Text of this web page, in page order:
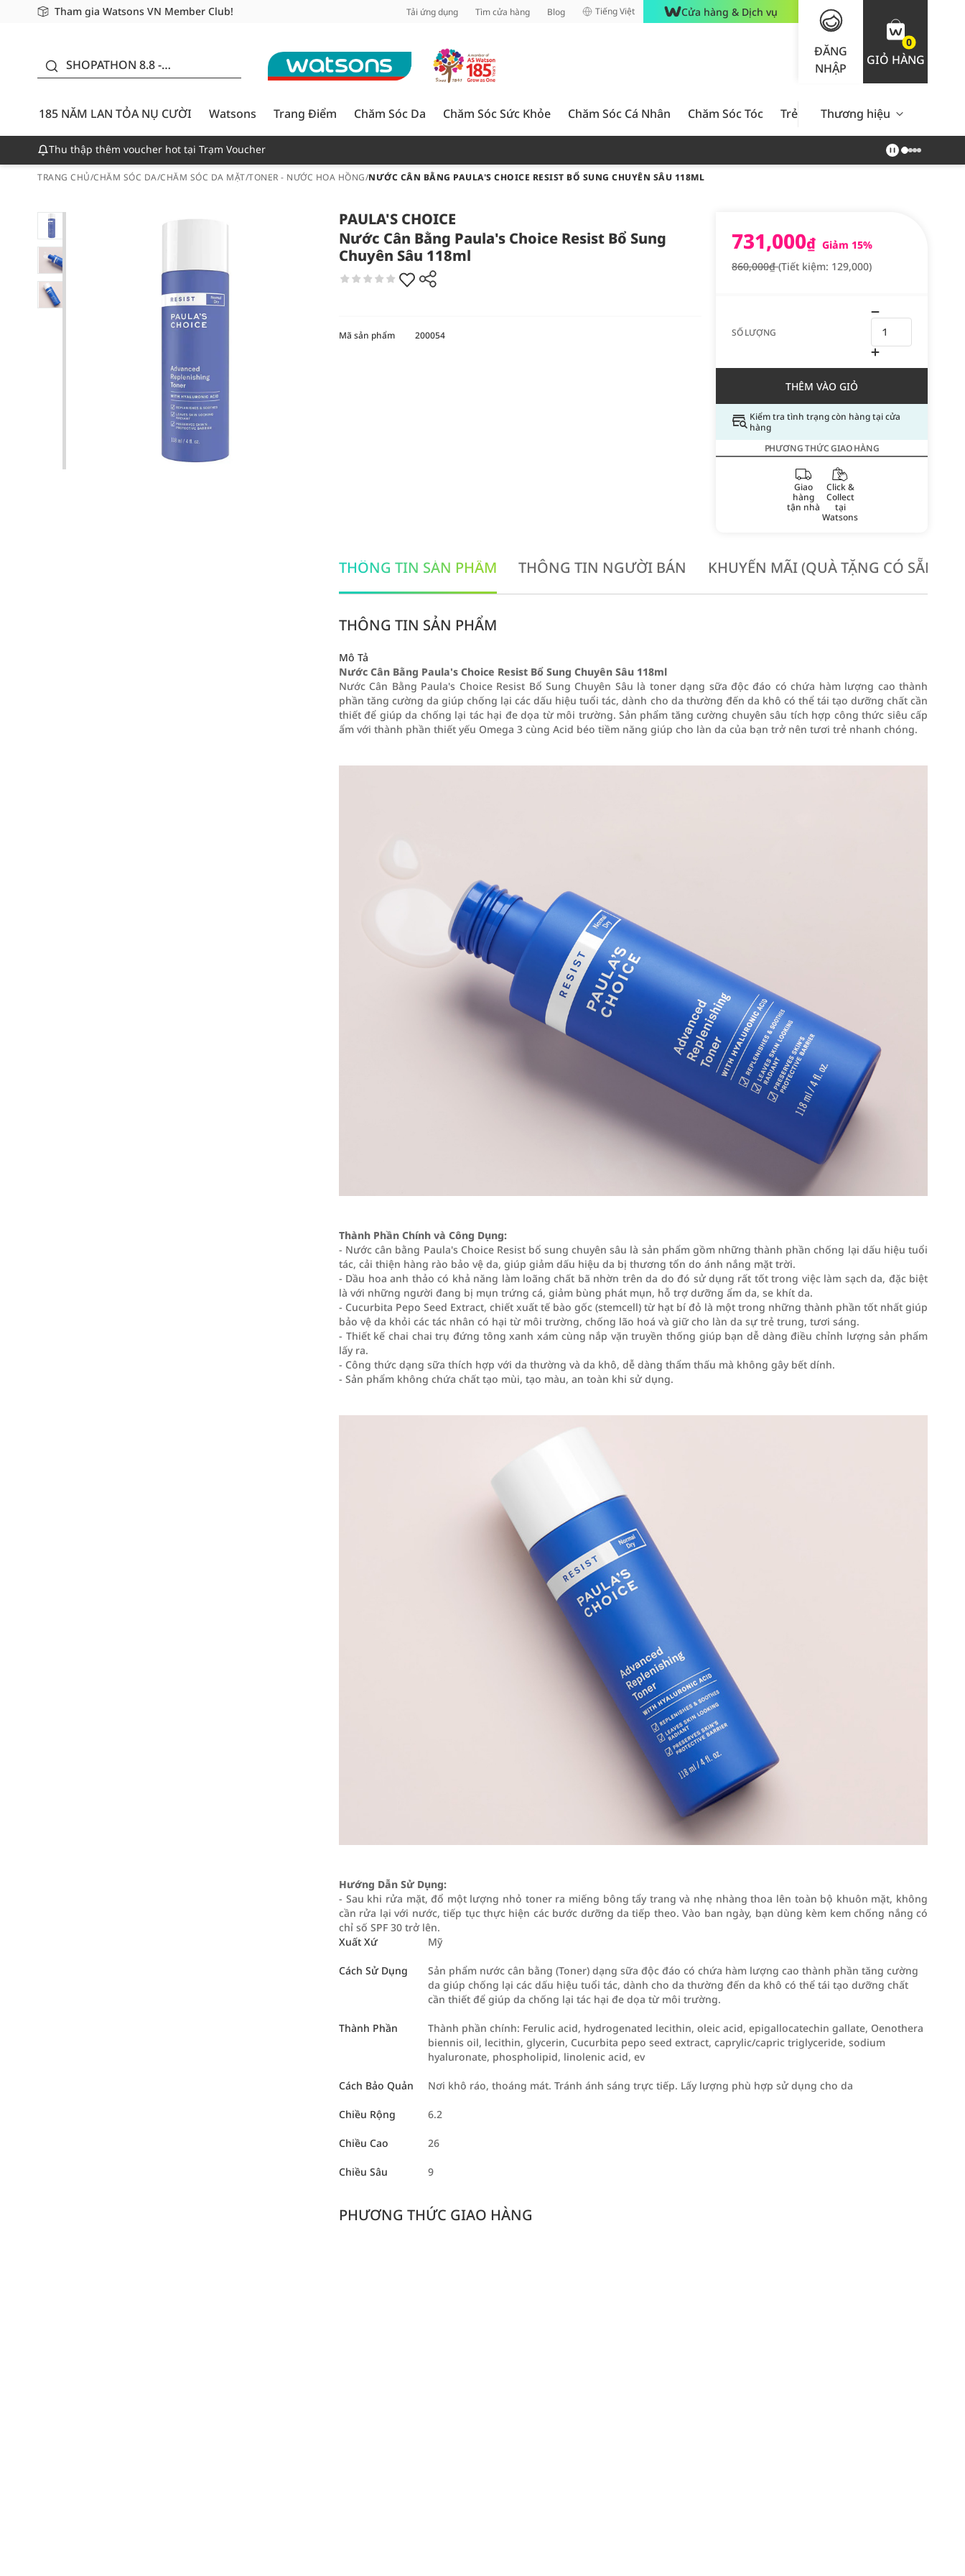
Tham gia Watsons VN Member Club!
Miễn phí giao hàng cho đơn hàng từ 249,000Đ
Giao hàng nhanh 24h - Áp dụng khu vực TP. Hồ Chí Minh Tải ứng dụng Tìm cửa hàng Blog Tiếng Việt Cửa hàng & Dịch vụ
ĐĂNG
NHẬP
0
GIỎ HÀNG
SHOPATHON 8.8 -
CƯỜI - GIẢM ĐẾN
50%
185 NĂM LAN TỎA NỤ CƯỜI
Watsons Trang Điểm Chăm Sóc Da Chăm Sóc Sức Khỏe Chăm Sóc Cá Nhân Chăm Sóc Tóc Trẻ Em Nam Giới Chăm Sóc
Thương hiệu
Thu thập thêm voucher hot tại Trạm Voucher
TRANG CHỦ/CHĂM SÓC DA/CHĂM SÓC DA MẶT/TONER - NƯỚC HOA HỒNG/NƯỚC CÂN BẰNG PAULA'S CHOICE RESIST BỔ SUNG CHUYÊN SÂU 118ML
PAULA'S CHOICE
Nước Cân Bằng Paula's Choice Resist Bổ Sung
Chuyên Sâu 118ml
731,000₫ Giảm 15%
860,000₫(Tiết kiệm: 129,000)
SỐ LƯỢNG
THÊM VÀO GIỎ
Kiểm tra tình trạng còn hàng tại cửa
hàng
PHƯƠNG THỨC GIAO HÀNG
Giao
hàng
tận nhà
Click &
Collect
tại
Watsons
Mã sản phẩm 200054
THÔNG TIN SẢN PHẨM THÔNG TIN NGƯỜI BÁN KHUYẾN MÃI (QUÀ TẶNG CÓ SẴN
THÔNG TIN SẢN PHẨM
Mô Tả
Nước Cân Bằng Paula's Choice Resist Bổ Sung Chuyên Sâu 118ml
Nước Cân Bằng Paula's Choice Resist Bổ Sung Chuyên Sâu là toner dạng sữa độc đáo có chứa hàm lượng cao thành
phần tăng cường da giúp chống lại các dấu hiệu tuổi tác, dành cho da thường đến da khô có thể tái tạo dưỡng chất cần
thiết để giúp da chống lại tác hại đe dọa từ môi trường. Sản phẩm tăng cường chuyên sâu tích hợp công thức siêu cấp
ẩm với thành phần thiết yếu Omega 3 cùng Acid béo tiềm năng giúp cho làn da của bạn trở nên tươi trẻ nhanh chóng.
Thành Phần Chính và Công Dụng:
- Nước cân bằng Paula's Choice Resist bổ sung chuyên sâu là sản phẩm gồm những thành phần chống lại dấu hiệu tuổi
tác, cải thiện hàng rào bảo vệ da, giúp giảm dấu hiệu da bị thương tổn do ánh nắng mặt trời.
- Dầu hoa anh thảo có khả năng làm loãng chất bã nhờn trên da do đó sử dụng rất tốt trong việc làm sạch da, đặc biệt
là với những người đang bị mụn trứng cá, giảm bùng phát mụn, hỗ trợ dưỡng ẩm da, se khít da.
- Cucurbita Pepo Seed Extract, chiết xuất tế bào gốc (stemcell) từ hạt bí đỏ là một trong những thành phần tốt nhất giúp
bảo vệ da khỏi các tác nhân có hại từ môi trường, chống lão hoá và giữ cho làn da sự trẻ trung, tươi sáng.
- Thiết kế chai chai trụ đứng tông xanh xám cùng nắp vặn truyền thống giúp bạn dễ dàng điều chỉnh lượng sản phẩm
lấy ra.
- Công thức dạng sữa thích hợp với da thường và da khô, dễ dàng thẩm thấu mà không gây bết dính.
- Sản phẩm không chứa chất tạo mùi, tạo màu, an toàn khi sử dụng.
Hướng Dẫn Sử Dụng:
- Sau khi rửa mặt, đổ một lượng nhỏ toner ra miếng bông tẩy trang và nhẹ nhàng thoa lên toàn bộ khuôn mặt, không
cần rửa lại với nước, tiếp tục thực hiện các bước dưỡng da tiếp theo. Vào ban ngày, bạn dùng kèm kem chống nắng có
chỉ số SPF 30 trở lên.
Xuất Xứ
Mỹ
Cách Sử Dụng
Sản phẩm nước cân bằng (Toner) dạng sữa độc đáo có chứa hàm lượng cao thành phần tăng cường
da giúp chống lại các dấu hiệu tuổi tác, dành cho da thường đến da khô có thể tái tạo dưỡng chất
cần thiết để giúp da chống lại tác hại đe dọa từ môi trường.
Thành Phần
Thành phần chính: Ferulic acid, hydrogenated lecithin, oleic acid, epigallocatechin gallate, Oenothera
biennis oil, lecithin, glycerin, Cucurbita pepo seed extract, caprylic/capric triglyceride, sodium
hyaluronate, phospholipid, linolenic acid, ev
Cách Bảo Quản Nơi khô ráo, thoáng mát. Tránh ánh sáng trực tiếp. Lấy lượng phù hợp sử dụng cho da
Chiều Rộng 6.2
Chiều Cao 26
Chiều Sâu 9
PHƯƠNG THỨC GIAO HÀNG